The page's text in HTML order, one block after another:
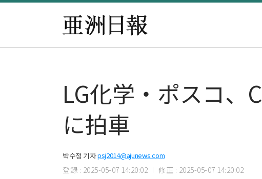
LG化学・ポスコ
に拍車
박수정 기자psj2014@ajunews.com
登録 : 2025-05-07 14:20:02 修正 : 2025-05-07 14:20:02